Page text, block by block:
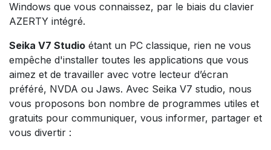
Windows que vous connaissez, par le biais du clavier
AZERTY intégré.
Seika V7 Studio étant un PC classique, rien ne vous
empêche d'installer toutes les applications que vous
aimez et de travailler avec votre lecteur d’écran
préféré, NVDA ou Jaws. Avec Seika V7 studio, nous
vous proposons bon nombre de programmes utiles et
gratuits pour communiquer, vous informer, partager et
vous divertir :